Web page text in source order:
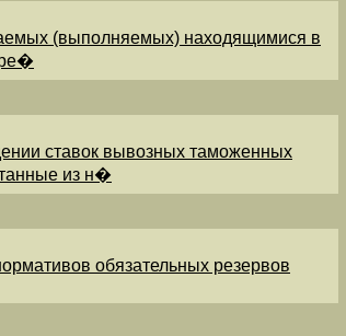
(выполняемых) находящимися в
ставок вывозных таможенных
из н�
обязательных резервов